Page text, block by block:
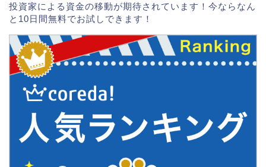
投資家による資金の移動が期待されています！今ならなん
と10日間無料でお試しできます！